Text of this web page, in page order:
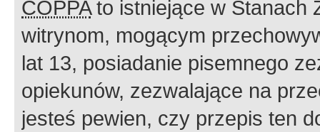
COPPAto istniejące w Stanach
witrynom, mogącym
lat 13, posiadanie pisemnego
opiekunów, zezwalające na
jesteś pewien, czy przepis ten